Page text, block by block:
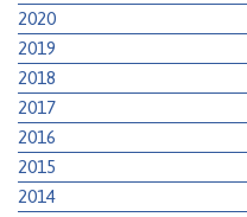
2020
2019
2018
2017
2016
2015
2014